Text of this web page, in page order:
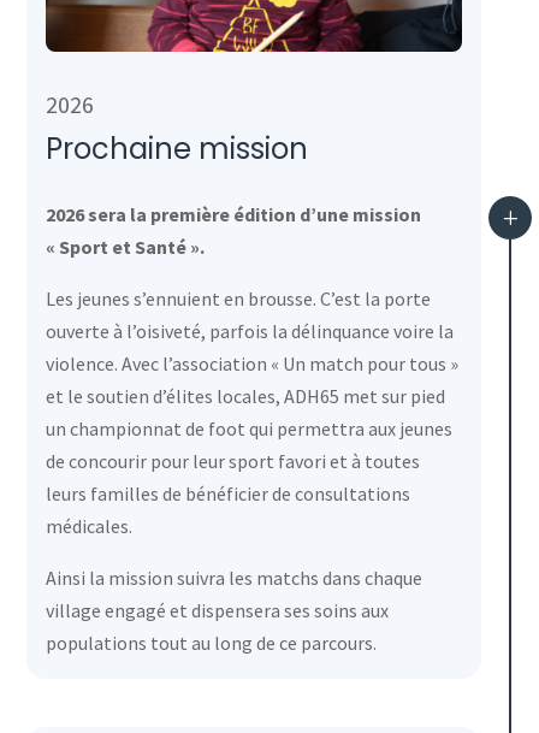
L
2026
Prochaine mission
2026 sera la première édition d’une mission
« Sport et Santé ».
Les jeunes s’ennuient en brousse. C’est la porte
ouverte à l’oisiveté, parfois la délinquance voire la
violence. Avec l’association « Un match pour tous »
et le soutien d’élites locales, ADH65 met sur pied
un championnat de foot qui permettra aux jeunes
de concourir pour leur sport favori et à toutes
leurs familles de bénéficier de consultations
médicales.
Ainsi la mission suivra les matchs dans chaque
village engagé et dispensera ses soins aux
populations tout au long de ce parcours.